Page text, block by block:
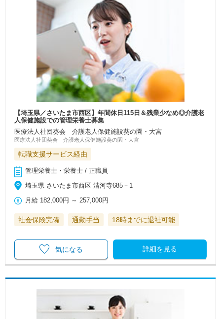
【埼玉県／さいたま市西区】年間休日115日＆残業少なめ◎介護老
人保健施設での管理栄養士募集
医療法人社団葵会 介護老人保健施設葵の園・大宮
医療法人社団葵会 介護老人保健施設葵の園・大宮
転職支援サービス経由
管理栄養士・栄養士 / 正職員
埼玉県 さいたま市西区 清河寺685－1
月給 182,000円 ～ 257,000円
社会保険完備 通勤手当 18時までに退社可能
詳細を見る
気になる